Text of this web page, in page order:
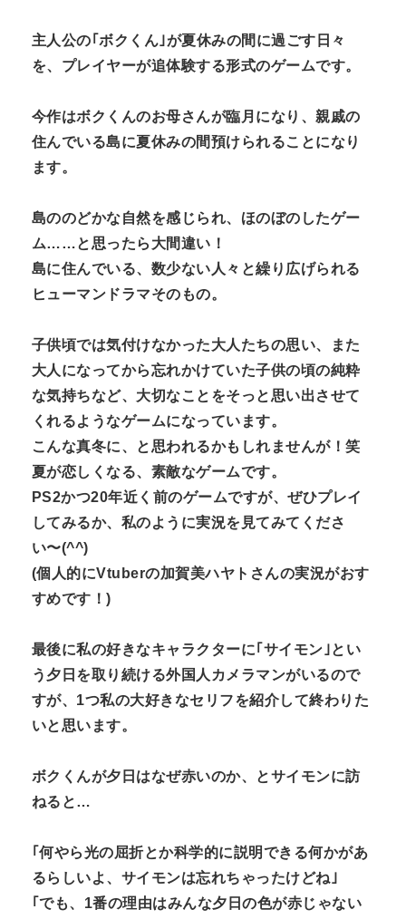
主人公の｢ボクくん｣が夏休みの間に過ごす日々
を、プレイヤーが追体験する形式のゲームです。
今作はボクくんのお母さんが臨月になり、親戚の
住んでいる島に夏休みの間預けられることになり
ます。
島ののどかな自然を感じられ、ほのぼのしたゲー
ム……と思ったら大間違い！
島に住んでいる、数少ない人々と繰り広げられる
ヒューマンドラマそのもの。
子供頃では気付けなかった大人たちの思い、また
大人になってから忘れかけていた子供の頃の純粋
な気持ちなど、大切なことをそっと思い出させて
くれるようなゲームになっています。
こんな真冬に、と思われるかもしれませんが！笑
夏が恋しくなる、素敵なゲームです。
PS2かつ20年近く前のゲームですが、ぜひプレイ
してみるか、私のように実況を見てみてくださ
い〜(^^)
(個人的にVtuberの加賀美ハヤトさんの実況がおす
すめです！)
最後に私の好きなキャラクターに｢サイモン｣とい
う夕日を取り続ける外国人カメラマンがいるので
すが、 1つ私の大好きなセリフを紹介して終わりた
いと思います。
ボクくんが夕日はなぜ赤いのか、とサイモンに訪
ねると…
｢何やら光の屈折とか科学的に説明できる何かがあ
るらしいよ、サイモンは忘れちゃったけどね｣
｢でも、 1番の理由はみんな夕日の色が赤じゃない